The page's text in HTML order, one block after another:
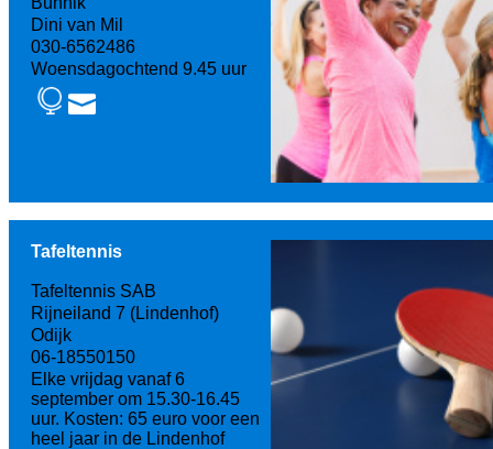
Dini van Mil
030-6562486
Woensdagochtend 9.45 uur
Tafeltennis
Tafeltennis SAB
Rijneiland 7 (Lindenhof)
Odijk
06-18550150
Elke vrijdag vanaf 6
september om 15.30-16.45
uur. Kosten: 65 euro voor een
heel jaar in de Lindenhof